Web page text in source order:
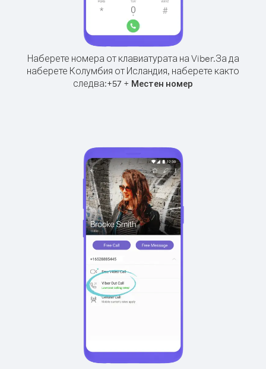
Наберете номера от клавиатурата на Viber.За да
наберете Колумбия от Исландия, наберете както
следва:+57 + Местен номер